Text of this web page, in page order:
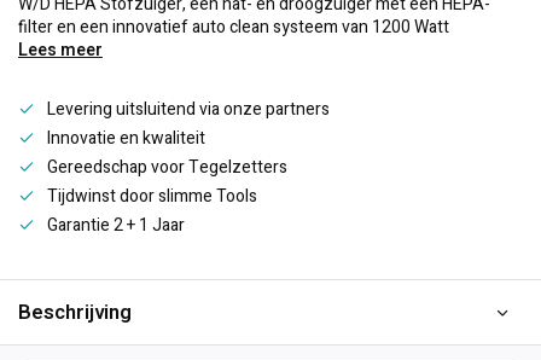
filter en een innovatief auto clean systeem van 1200 Watt
Lees meer
Levering uitsluitend via onze partners
Innovatie en kwaliteit
Gereedschap voor Tegelzetters
Tijdwinst door slimme Tools
Garantie 2 + 1 Jaar
Beschrijving